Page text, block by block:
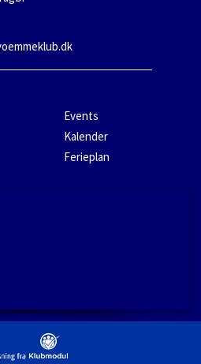
Events
Kalender
Ferieplan